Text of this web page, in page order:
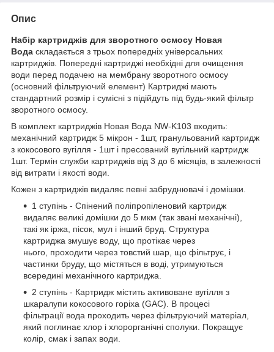
Опис
Набір картриджів для зворотного осмосу Новая
Вода складається з трьох попередніх універсальних
картриджів. Попередні картриджі необхідні для очищення
води перед подачею на мембрану зворотного осмосу
(основний фільтруючий елемент) Картриджі мають
стандартний розмір і сумісні з підійдуть під будь-який фільтр
зворотного осмосу.
В комплект картриджів Новая Вода NW-K103 входить:
механічний картридж 5 мікрон - 1шт, гранульований картридж
з кокосового вугілля - 1шт і пресований вугільний картридж
1шт. Термін служби картриджів від 3 до 6 місяців, в залежності
від витрати і якості води.
Кожен з картриджів видаляє певні забруднювачі і домішки.
1 ступінь - Спінений поліпропіленовий картридж
видаляє великі домішки до 5 мкм (так звані механічні),
такі як іржа, пісок, мул і інший бруд. Структура
картриджа змушує воду, що протікає через
нього, проходити через товстий шар, що фільтрує, і
частинки бруду, що містяться в воді, утримуються
всередині механічного картриджа.
2 ступінь - Картридж містить активоване вугілля з
шкаралупи кокосового горіха (GAC). В процесі
фільтрації вода проходить через фільтруючий матеріал,
який поглинає хлор і хлорорганічні сполуки. Покращує
колір, смак і запах води.